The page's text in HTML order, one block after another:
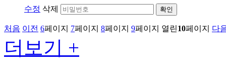
수정 삭제 확인
처음 이전 6페이지 7페이지 8페이지 9페이지 열린10페이지 다
더보기 +